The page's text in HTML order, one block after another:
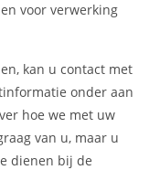
voor verwerking
kan u contact met
onder aan
hoe we met uw
van u, maar u
dienen bij de